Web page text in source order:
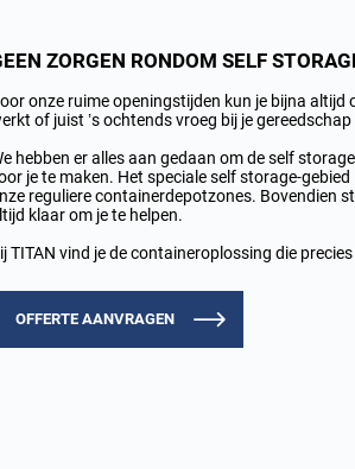
ZORGEN RONDOM SELF
onze ruime openingstijden kun je bijna
of juist ’s ochtends vroeg bij je
hebben er alles aan gedaan om de self
je te maken. Het speciale self storage-
reguliere containerdepotzones. Bovendien
klaar om je te helpen.
TITAN vind je de containeroplossing die
OFFERTE AANVRAGEN